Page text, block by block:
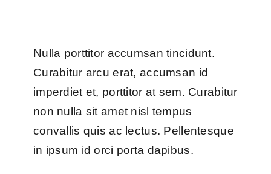
Nulla porttitor accumsan tincidunt.
Curabitur arcu erat, accumsan id
imperdiet et, porttitor at sem. Curabitur
non nulla sit amet nisl tempus
convallis quis ac lectus. Pellentesque
in ipsum id orci porta dapibus.